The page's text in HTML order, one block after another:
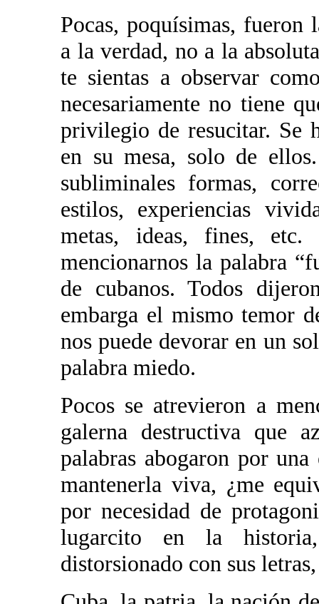
Pocas, poquísimas, fueron
a la verdad, no a la
te sientas a observar
necesariamente no tiene
privilegio de resucitar. Se
en su mesa, solo de
subliminales formas,
estilos, experiencias
metas, ideas, fines,
mencionarnos la palabra
de cubanos. Todos
embarga el mismo temor
nos puede devorar en un
palabra miedo.
Pocos se atrevieron a
galerna destructiva que
palabras abogaron por
mantenerla viva, ¿me
por necesidad de
lugarcito en la
distorsionado con sus